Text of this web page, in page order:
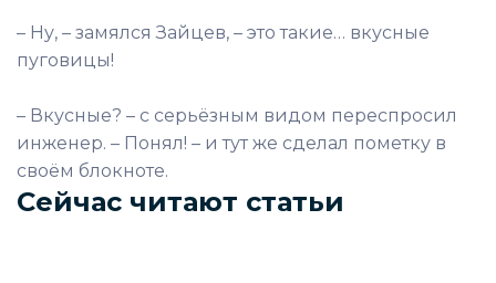
– Ну, – замялся Зайцев, – это такие… вкусные
пуговицы!
– Вкусные? – с серьёзным видом переспросил
инженер. – Понял! – и тут же сделал пометку в
своём блокноте.
Сейчас читают статьи